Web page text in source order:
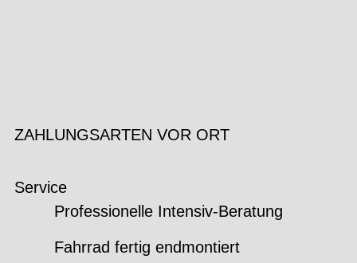
ZAHLUNGSARTEN VOR ORT
Service
Professionelle Intensiv-Beratung
Fahrrad fertig endmontiert